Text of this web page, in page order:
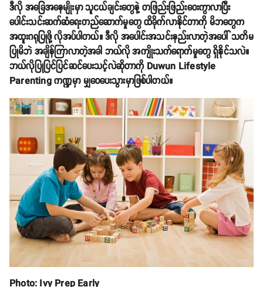
ဒီလို အခြေအနေမျိုးမှာ သူငယ်ချင်းတွေနဲ့ တဖြည်းဖြည်းဝေးကွာလာပြီး
ပေါင်းသင်းဆက်ဆံရေးတည်ဆောက်မှုတွေ ထိခိုက်လာနိုင်တာကို မိဘတွေက
အထူးဂရုပြုဖို့ လိုအပ်ပါတယ်။ ဒီလို အပေါင်းအသင်းနည်းလာတဲ့အပေါ် သတိမ
ပြုမိဘဲ အချိန်ကြာလာတဲ့အခါ ဘယ်လို အကျိုးသက်ရောက်မှုတွေ ရှိနိုင်သလဲ။
ဘယ်လိုပြုပြင်ပြင်ဆင်ပေးသင့်လဲဆိုတာကို Duwun Lifestyle
Parenting ကဏ္ဍမှာ မျှဝေပေးသွားမှာဖြစ်ပါတယ်။
Photo: Ivy Prep Early